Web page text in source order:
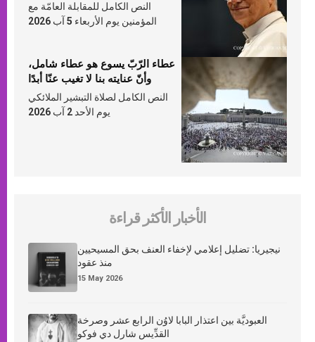
النص الكامل للمقابلة العامّة مع
المؤمنين يوم الأربعاء 5 آب 2026
عطاء الرّبّ يسوع هو عطاء شامل،
وأنّ عنايته بنا لا تغيب عنّا أبدًا
النص الكامل لصلاة التبشير الملائكي
يوم الأحد 2 آب 2026
الأخبار الأكثر قراءة
نيجيريا: تضليل إعلامي لإخفاء العنف بحق المسيحيين
منذ عقود
15 May 2026
العبوديَّة بين اعتذار البابا لاوُن الرابع عشر وصرخة
القدِّيس شارل دي فوكو